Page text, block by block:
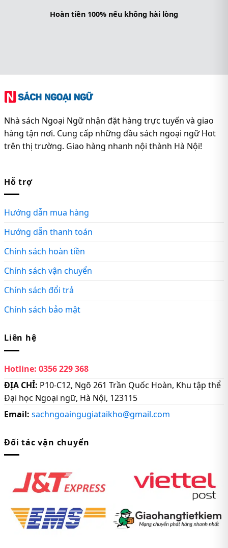
Hoàn tiền 100% nếu không hài lòng
Nhà sách Ngoại Ngữ nhận đặt hàng trực tuyến và giao
hàng tận nơi. Cung cấp những đầu sách ngoại ngữ Hot
trên thị trường. Giao hàng nhanh nội thành Hà Nội!
Hỗ trợ
Hướng dẫn mua hàng
Hướng dẫn thanh toán
Chính sách hoàn tiền
Chính sách vận chuyển
Chính sách đổi trả
Chính sách bảo mật
Liên hệ
Hotline: 0356 229 368
ĐỊA CHỈ: P10-C12, Ngõ 261 Trần Quốc Hoàn, Khu tập thể
Đại học Ngoại ngữ, Hà Nội, 123115
Email: sachngoaingugiataikho@gmail.com
Đối tác vận chuyển